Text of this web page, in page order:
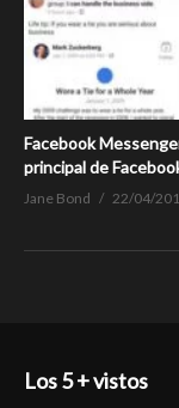
Facebook
principal de
Jane Bond 22/04/
Los 5 + vistos